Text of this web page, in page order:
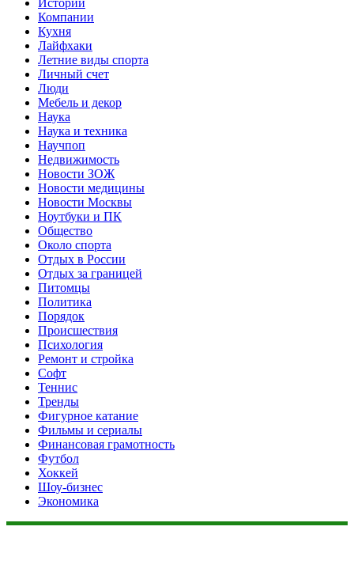
Компании
Кухня
Лайфхаки
Летние виды спорта
Личный счет
Люди
Мебель и декор
Наука
Наука и техника
Научпоп
Недвижимость
Новости ЗОЖ
Новости медицины
Новости Москвы
Ноутбуки и ПК
Общество
Около спорта
Отдых в России
Отдых за границей
Питомцы
Политика
Порядок
Происшествия
Психология
Ремонт и стройка
Софт
Теннис
Тренды
Фигурное катание
Фильмы и сериалы
Финансовая грамотность
Футбол
Хоккей
Шоу-бизнес
Экономика